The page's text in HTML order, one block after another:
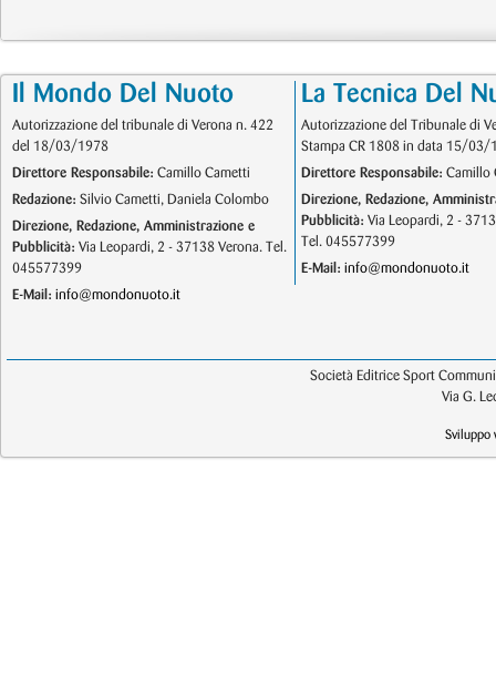
Il Mondo Del Nuoto
Autorizzazione del tribunale di Verona n. 422
del 18/03/1978
Direttore Responsabile: Camillo Cametti
Redazione: Silvio Cametti, Daniela Colombo
Direzione, Redazione, Amministrazione e
Pubblicità: Via Leopardi, 2 - 37138 Verona. Tel.
045577399
E-Mail: info@mondonuoto.it
La Tecnica Del
Autorizzazione del Tribunale di
Stampa CR 1808 in data 15/03/
Direttore Responsabile: Camillo
Direzione, Redazione,
Pubblicità: Via Leopardi, 2 -
Tel. 045577399
E-Mail: info@mondonuoto.it
Società Editrice Sport
Via G.
Sviluppo